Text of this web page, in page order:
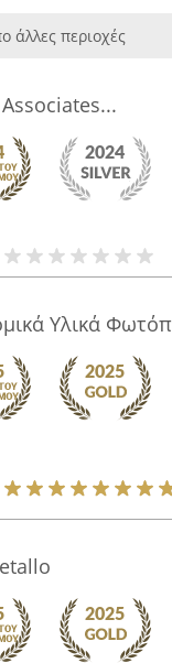
άλλες περιοχές
Υλικά